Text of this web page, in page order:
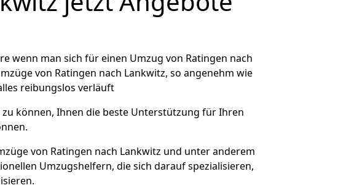
wenn man sich für einen Umzug von Ratingen nach
von Ratingen nach Lankwitz, so angenehm wie
reibungslos verläuft
können, Ihnen die beste Unterstützung für Ihren
von Ratingen nach Lankwitz und unter anderem
Umzugshelfern, die sich darauf spezialisieren,